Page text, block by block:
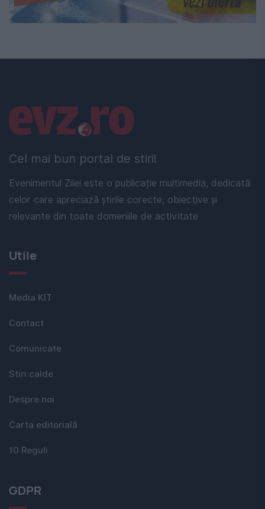
Cel mai bun portal de stiri!
Evenimentul Zilei este o publicație multimedia, dedicată
celor care apreciază știrile corecte, obiective și
relevante din toate domeniile de activitate
Linkuri utile
Utile
Media KIT
Contact
Comunicate
Stiri calde
Despre noi
Carta editorială
10 Reguli
GDPR